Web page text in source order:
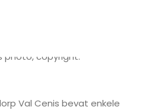
Val Cenis bevat enkele